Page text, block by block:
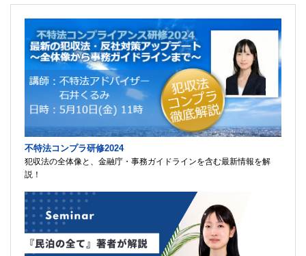
不特法コンプラ研修2024
犯収法の全体像と、金融庁・事務ガイドラインを含む最新情報を解
説！